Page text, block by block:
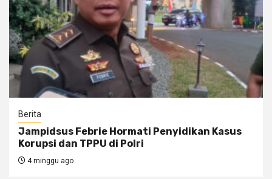
Berita
Jampidsus Febrie Hormati Penyidikan Kasus
Korupsi dan TPPU di Polri
4 minggu ago